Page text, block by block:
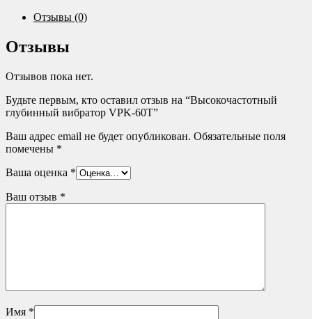
Отзывы (0)
Отзывы
Отзывов пока нет.
Будьте первым, кто оставил отзыв на “Высокочастотный
глубинный вибратор VPK-60T”
Ваш адрес email не будет опубликован. Обязательные поля
помечены *
Ваша оценка *
Ваш отзыв *
Имя *